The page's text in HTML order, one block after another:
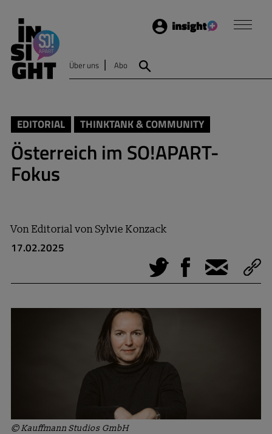
Login
Über uns Abo
EDITORIAL THINKTANK & COMMUNITY
Österreich im SO!APART-
Fokus
VonEditorial von Sylvie Konzack
17.02.2025
Tweet Facebook
E-Mail
© Kauffmann Studios GmbH